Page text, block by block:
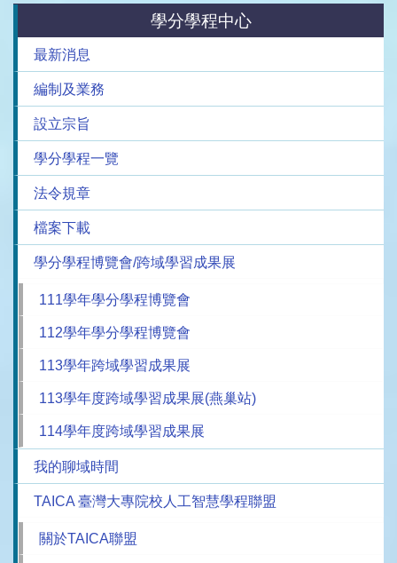
學分學程中心
最新消息
編制及業務
設立宗旨
學分學程一覽
法令規章
檔案下載
學分學程博覽會/跨域學習成果展
111學年學分學程博覽會
112學年學分學程博覽會
113學年跨域學習成果展
113學年度跨域學習成果展(燕巢站)
114學年度跨域學習成果展
我的聊域時間
TAICA 臺灣大專院校人工智慧學程聯盟
關於TAICA聯盟